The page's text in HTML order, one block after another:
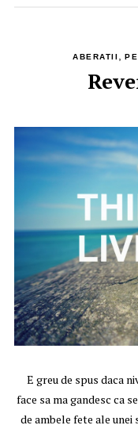
ABERATII ,
E greu de spus daca
face sa ma gandesc ca
de ambele fete ale